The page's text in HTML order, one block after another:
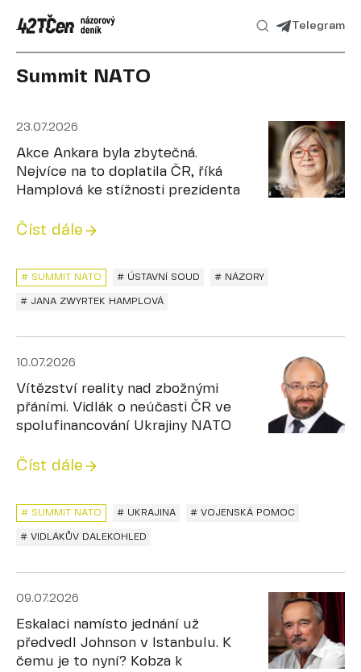
Telegram
Summit NATO
23.07.2026
Akce Ankara byla zbytečná.
Nejvíce na to doplatila ČR, říká
Hamplová ke stížnosti prezidenta
Číst dále
# SUMMIT NATO # ÚSTAVNÍ SOUD # NÁZORY
# JANA ZWYRTEK HAMPLOVÁ
10.07.2026
Vítězství reality nad zbožnými
přáními. Vidlák o neúčasti ČR ve
spolufinancování Ukrajiny NATO
Číst dále
# UKRAJINA # VOJENSKÁ POMOC
# SUMMIT NATO
# VIDLÁKŮV DALEKOHLED
09.07.2026
Eskalaci namísto jednání už
předvedl Johnson v Istanbulu. K
čemu je to nyní? Kobza k